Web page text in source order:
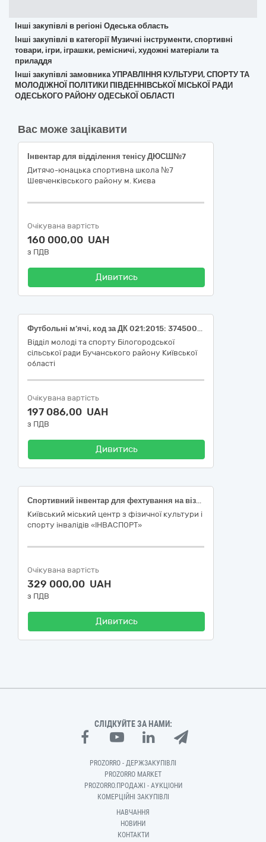
Інші закупівлі в регіоні Одеська область
Інші закупівлі в категорії Музичні інструменти, спортивні
товари, ігри, іграшки, ремісничі, художні матеріали та
приладдя
Інші закупівлі замовника УПРАВЛІННЯ КУЛЬТУРИ, СПОРТУ ТА
МОЛОДІЖНОЇ ПОЛІТИКИ ПІВДЕННІВСЬКОЇ МІСЬКОЇ РАДИ
ОДЕСЬКОГО РАЙОНУ ОДЕСЬКОЇ ОБЛАСТІ
Вас може зацікавити
Інвентар для відділення тенісу ДЮСШ№7
Дитячо-юнацька спортивна школа №7
Шевченківського району м. Києва
Очікувана вартість
160 000,00 UAH
з ПДВ
Дивитись
Футбольні м’ячі, код за ДК 021:2015: 37450000-7 Спортивний інвентар для полів і кортів
Відділ молоді та спорту Білогородської
сільської ради Бучанського району Київської
області
Очікувана вартість
197 086,00 UAH
з ПДВ
Дивитись
Спортивний інвентар для фехтування на візках ДК 021:2015 «Єдиний закупівельний словник» 37450000-7 Спортивний інвентар для полів і кортів
Київський міський центр з фізичної культури і
спорту інвалідів «ІНВАСПОРТ»
Очікувана вартість
329 000,00 UAH
з ПДВ
Дивитись
СЛІДКУЙТЕ ЗА НАМИ:
PROZORRO - ДЕРЖЗАКУПІВЛІ
PROZORRO MARKET
PROZORRO.ПРОДАЖІ - АУКЦІОНИ
КОМЕРЦІЙНІ ЗАКУПІВЛІ
НАВЧАННЯ
НОВИНИ
КОНТАКТИ